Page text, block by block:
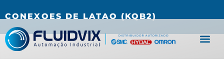
CONEXOES DE LATAO (KQB2)